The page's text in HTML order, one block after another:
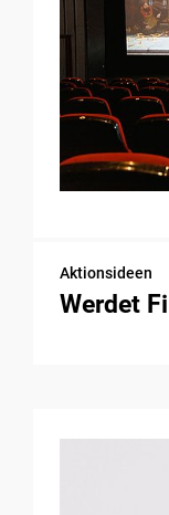
Aktionsideen
Werdet